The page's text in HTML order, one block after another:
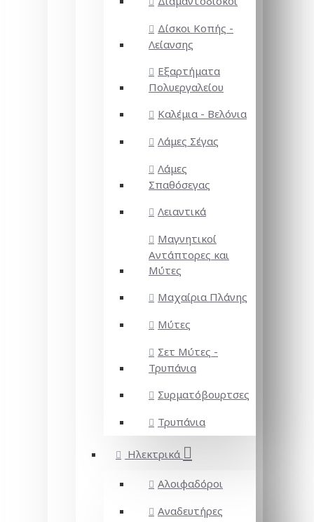
Δίσκοι Κοπής -
Λείανσης
Εξαρτήματα
Πολυεργαλείου
Καλέμια - Βελόνια
Λάμες Σέγας
Λάμες
Σπαθόσεγας
Λειαντικά
Μαγνητικοί
Αντάπτορες και
Μύτες
Μαχαίρια Πλάνης
Μύτες
Σετ Μύτες -
Τρυπάνια
Συρματόβουρτσες
Τρυπάνια
Ηλεκτρικά
Αλοιφαδόροι
Αναδευτήρες